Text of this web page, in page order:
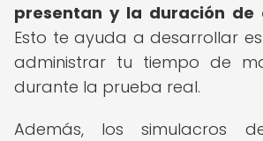
presentan y la duración de
Esto te ayuda a desarrollar
administrar tu tiempo de
durante la prueba real.
Además, los simulacros